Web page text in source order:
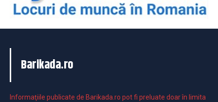
Barikada.ro
Informaţiile publicate de Barikada.ro pot fi preluate doar în limita